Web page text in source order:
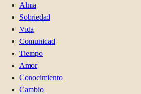
Alma
Sobriedad
Vida
Comunidad
Tiempo
Amor
Conocimiento
Cambio